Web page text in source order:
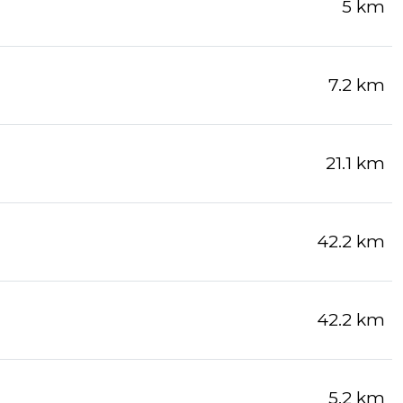
5 km
7.2 km
21.1 km
42.2 km
42.2 km
5.2 km